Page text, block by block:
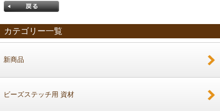
カテゴリー一覧
新商品
ビーズステッチ用 資材